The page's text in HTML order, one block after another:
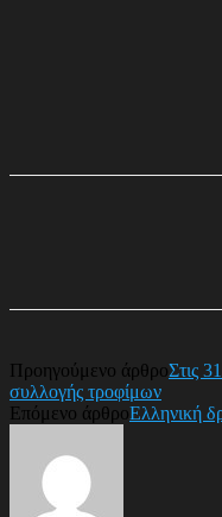
Προηγούμενο άρθροΣτις
συλλογής τροφίμων
Επόμενο άρθροΕλληνική